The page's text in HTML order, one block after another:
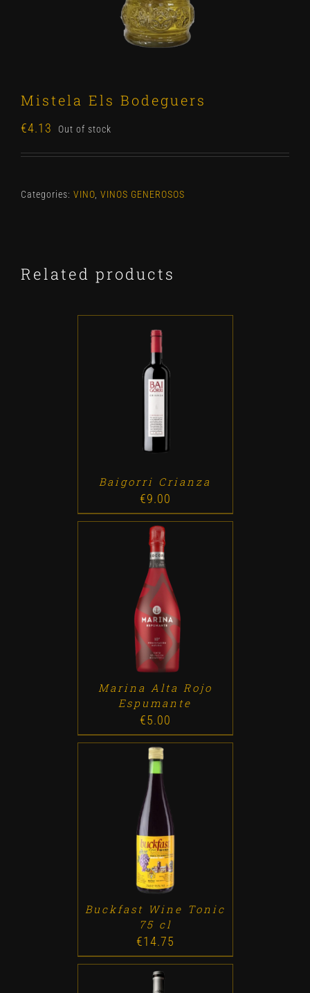
Mistela Els Bodeguers
€4.13 Out of stock
Categories: VINO VINOS GENEROSOS
Related products
ADD TO CART /
Baigorri Crianza
€9.00
ADD TO CART DETALLES
Marina Alta Rojo
Espumante
€5.00
ADD TO CART
Buckfast Wine Tonic
75 cl
€14.75